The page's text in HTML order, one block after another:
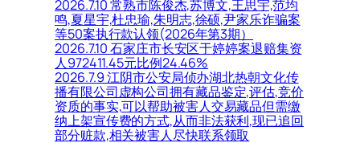
2026.7.10 常熟市陈俊杰,苏博文,王思宇,范均
鸣,夏星宇,杜忠瑜,朱明志,徐硕,尹家乐诈骗案
等50案执行款认领(2026年第3期）
2026.7.10 石家庄市长安区于婷婷案退赔集资
人972411.45元比例24.46%
2026.7.9 江阴市公安局侦办湖北热朝文化传
播有限公司虚构公司拥有藏品鉴定,评估,竞价
资质的事实,可以帮助被害人交易藏品但需缴
纳上架宣传费的方式,从而非法获利,现已追回
部分赃款,相关被害人尽快联系领取